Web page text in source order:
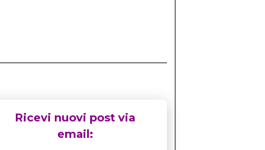
Ricevi nuovi post via
email: